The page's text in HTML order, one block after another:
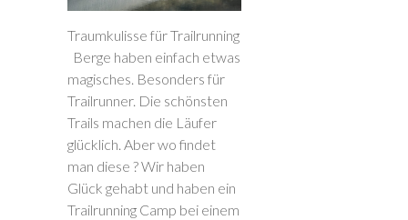
Traumkulisse für Trailrunning
Berge haben einfach etwas
magisches. Besonders für
Trailrunner. Die schönsten
Trails machen die Läufer
glücklich. Aber wo findet
man diese ? Wir haben
Glück gehabt und haben ein
Trailrunning Camp bei einem